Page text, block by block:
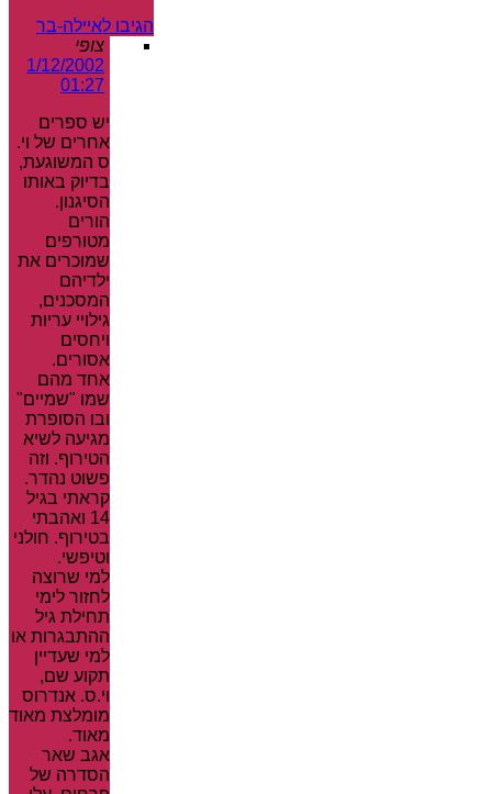
הגיבו לאיילה-בר
צופי
1/12/2002
01:27
יש ספרים
אחרים של וי.
ס המשוגעת,
בדיוק באותו
הסיגנון.
הורים
מטורפים
שמוכרים את
ילדיהם
המסכנים,
גילויי עריות
ויחסים
אסורים.
אחד מהם
שמו "שמיים"
ובו הסופרת
מגיעה לשיא
הטירוף. וזה
פשוט נהדר.
קראתי בגיל
14 ואהבתי
בטירוף. חולני
וטיפשי.
למי שרוצה
לחזור לימי
תחילת גיל
ההתבגרות או
למי שעדיין
תקוע שם,
וי.ס. אנדרוס
מומלצת מאוד
מאוד.
אגב שאר
הסדרה של